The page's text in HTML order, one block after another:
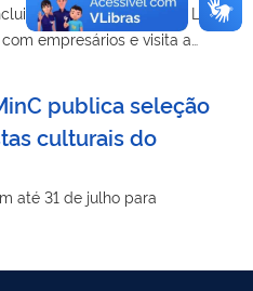
análise de projetos da Lei
empresários e visita a
publica seleção
culturais do
até 31 de julho para